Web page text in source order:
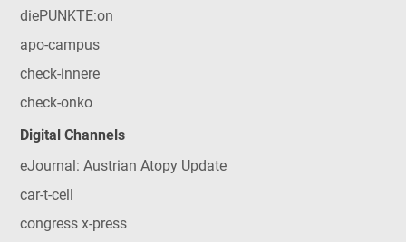
diePUNKTE:on
apo-campus
check-innere
check-onko
Digital Channels
eJournal: Austrian Atopy Update
car-t-cell
congress x-press